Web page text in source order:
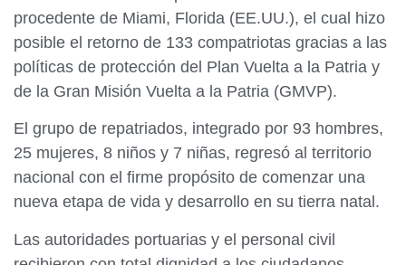
procedente de Miami, Florida (EE.UU.), el cual hizo
posible el retorno de 133 compatriotas gracias a las
políticas de protección del Plan Vuelta a la Patria y
de la Gran Misión Vuelta a la Patria (GMVP).
El grupo de repatriados, integrado por 93 hombres,
25 mujeres, 8 niños y 7 niñas, regresó al territorio
nacional con el firme propósito de comenzar una
nueva etapa de vida y desarrollo en su tierra natal.
Las autoridades portuarias y el personal civil